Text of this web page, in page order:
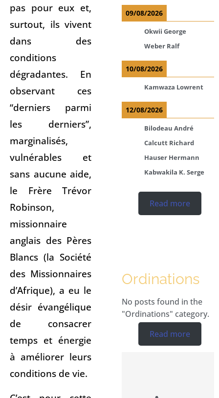
pas pour eux et,
surtout, ils vivent
dans des
conditions
dégradantes. En
observant ces
“derniers parmi
les derniers”,
marginalisés,
vulnérables et
sans aucune aide,
le Frère Trévor
Robinson,
missionnaire
anglais des Pères
Blancs (la Société
des Missionnaires
d’Afrique), a eu le
désir évangélique
de consacrer
temps et énergie
à améliorer leurs
conditions de vie.
09/08/2026
Okwii George
Weber Ralf
10/08/2026
Kamwaza Lowrent
12/08/2026
Bilodeau André
Calcutt Richard
Hauser Hermann
Kabwakila K. Serge
Read more
Ordinations
No posts found in the
"Ordinations" category.
Read more